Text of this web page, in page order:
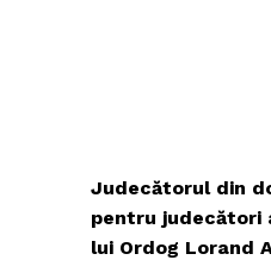
Judecătorul din
pentru judecători
lui Ordog Lorand